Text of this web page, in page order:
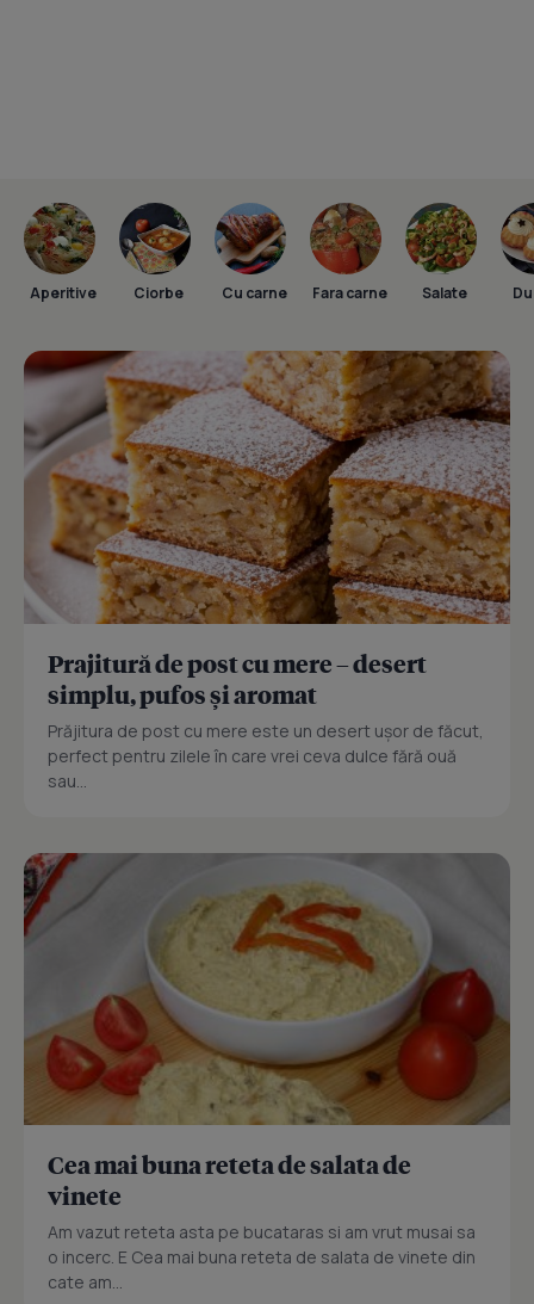
Aperitive Ciorbe Cu carne Fara carne Salate
Prajitură de post cu mere – desert
simplu, pufos și aromat
Prăjitura de post cu mere este un desert ușor de făcut,
perfect pentru zilele în care vrei ceva dulce fără ouă
sau...
Cea mai buna reteta de salata de
vinete
Am vazut reteta asta pe bucataras si am vrut musai sa
o incerc. E Cea mai buna reteta de salata de vinete din
cate am...